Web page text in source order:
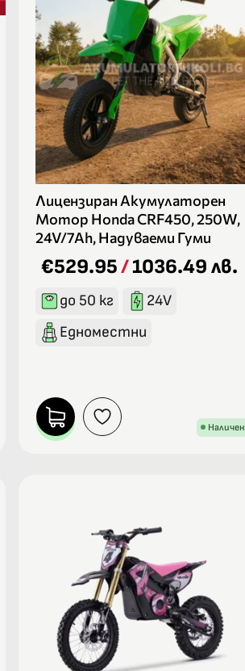
Лицензиран Акумулаторен
Мотор Honda CRF450, 250W,
24V/7Ah, Надуваеми Гуми
€529.95/1036.49 лв.
до 50 кг
24V
Едноместни
Наличен